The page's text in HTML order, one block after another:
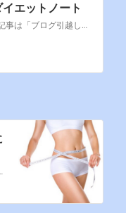
エットノート
猫好き父さんさんのブログです。最近の記事は「ブログ引越しします（画像あり）」です。
食品を集めて見ました。